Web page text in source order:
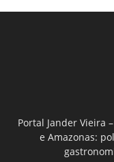
Portal Jander Vieira
e Amazonas: